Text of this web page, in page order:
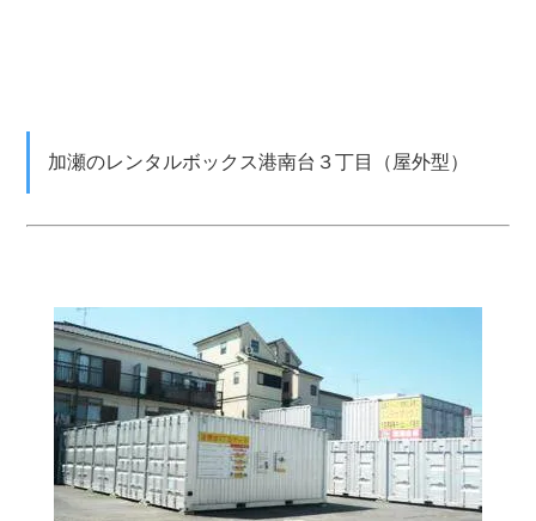
加瀬のレンタルボックス港南台３丁目（屋外型）